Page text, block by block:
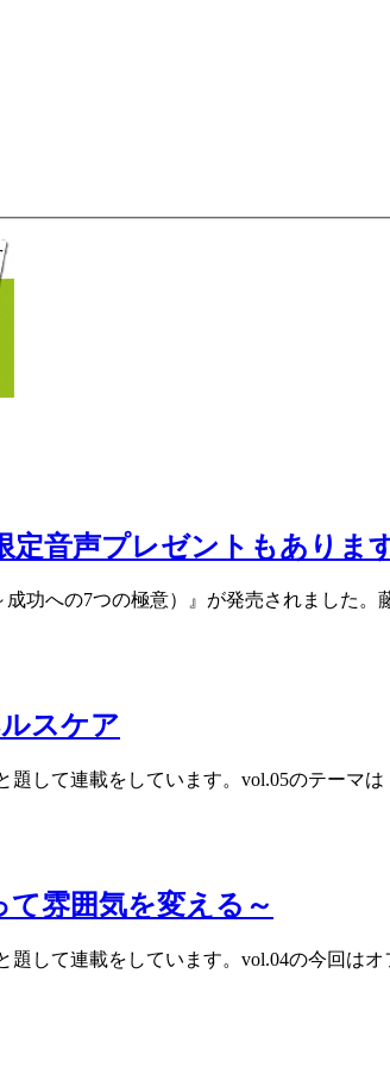
音声プレゼントもあります
功への7つの極意）』が発売されました
スケア
して連載をしています。vol.05のテーマ
雰囲気を変える～
して連載をしています。vol.04の今回は